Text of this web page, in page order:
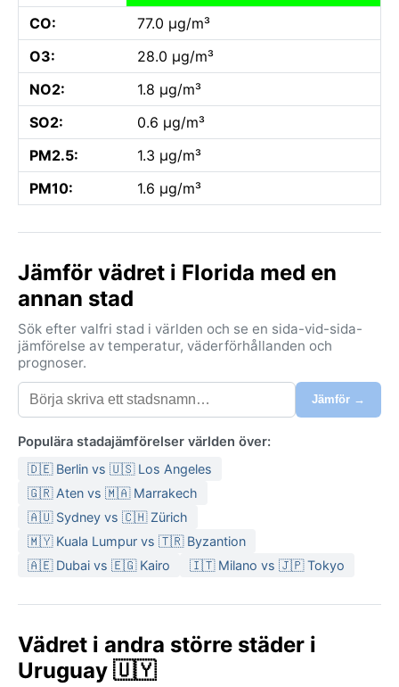
CO:
77.0 µg/m³
O3:
28.0 µg/m³
NO2:
1.8 µg/m³
SO2:
0.6 µg/m³
PM2.5:
1.3 µg/m³
PM10:
1.6 µg/m³
Jämför vädret i Florida med en
annan stad
Sök efter valfri stad i världen och se en sida-vid-sida-
jämförelse av temperatur, väderförhållanden och
prognoser.
Jämför →
Populära stadajämförelser världen över:
🇩🇪 Berlin vs 🇺🇸 Los Angeles
🇬🇷 Aten vs 🇲🇦 Marrakech
🇦🇺 Sydney vs 🇨🇭 Zürich
🇲🇾 Kuala Lumpur vs 🇹🇷 Byzantion
🇦🇪 Dubai vs 🇪🇬 Kairo
🇮🇹 Milano vs 🇯🇵 Tokyo
Vädret i andra större städer i
Uruguay 🇺🇾